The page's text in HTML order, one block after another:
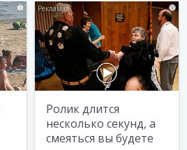
i i
Ролик длится
несколько секунд, а
смеяться вы будете